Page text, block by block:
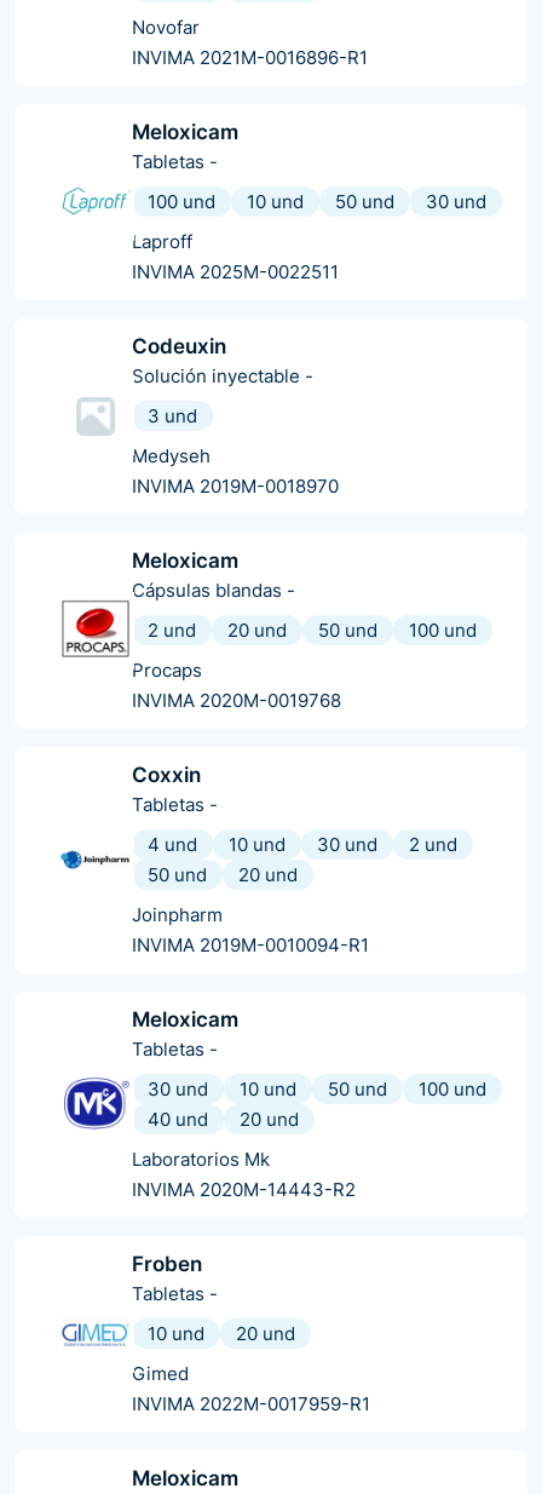
Novofar
INVIMA 2021M-0016896-R1
Meloxicam
Tabletas -
100 und
10 und 50 und
30 und
Laproff
INVIMA 2025M-0022511
Codeuxin
Solución inyectable -
3 und
Medyseh
INVIMA 2019M-0018970
Meloxicam
Cápsulas blandas -
2 und
20 und 50 und
100 und
Procaps
INVIMA 2020M-0019768
Coxxin
Tabletas -
4 und
10 und 30 und
2 und
50 und
20 und
Joinpharm
INVIMA 2019M-0010094-R1
Meloxicam
Tabletas -
30 und
10 und 50 und
100 und
40 und
20 und
Laboratorios Mk
INVIMA 2020M-14443-R2
Froben
Tabletas -
10 und
20 und
Gimed
INVIMA 2022M-0017959-R1
Meloxicam